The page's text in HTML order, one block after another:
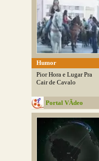
Humor
Pior Hora e Lugar Pra
Cair de Cavalo
Portal VÃ­deo